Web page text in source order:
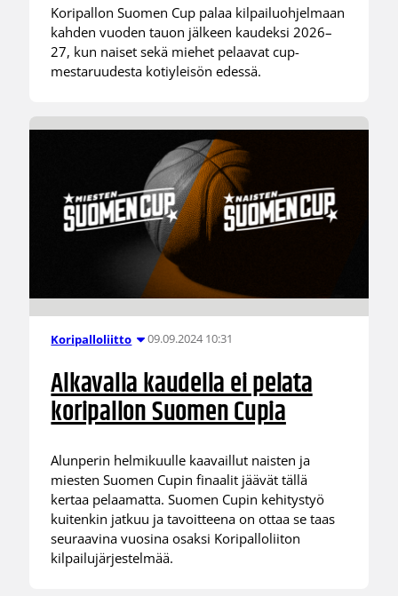
Koripallon Suomen Cup palaa kilpailuohjelmaan
kahden vuoden tauon jälkeen kaudeksi 2026–
27, kun naiset sekä miehet pelaavat cup-
mestaruudesta kotiyleisön edessä.
Koripalloliitto 09.09.2024 10:31
Alkavalla kaudella ei pelata
koripallon Suomen Cupia
Alunperin helmikuulle kaavaillut naisten ja
miesten Suomen Cupin finaalit jäävät tällä
kertaa pelaamatta. Suomen Cupin kehitystyö
kuitenkin jatkuu ja tavoitteena on ottaa se taas
seuraavina vuosina osaksi Koripalloliiton
kilpailujärjestelmää.